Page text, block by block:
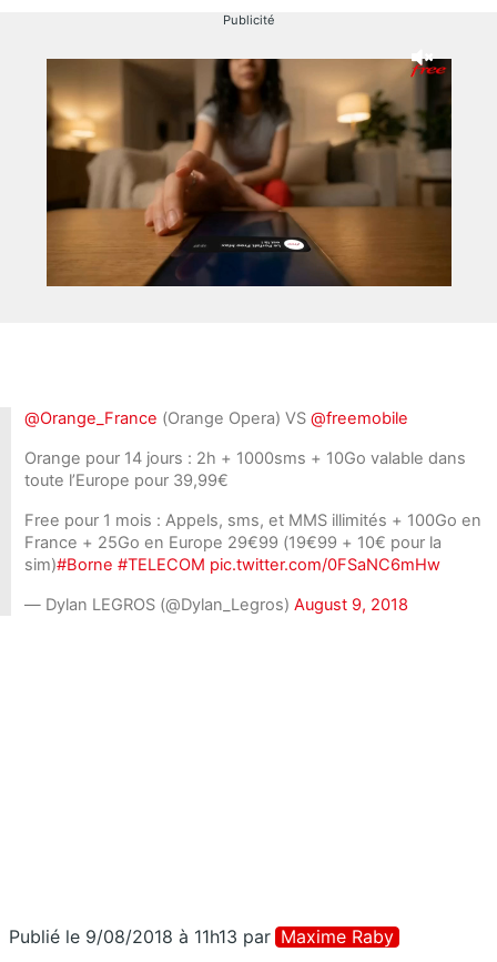
Publicité
@Orange_France (Orange Opera) VS @freemobile
Orange pour 14 jours : 2h + 1000sms + 10Go valable dans
toute l’Europe pour 39,99€
Free pour 1 mois : Appels, sms, et MMS illimités + 100Go en
France + 25Go en Europe 29€99 (19€99 + 10€ pour la
sim)#Borne #TELECOM pic.twitter.com/0FSaNC6mHw
— Dylan LEGROS (@Dylan_Legros) August 9, 2018
Publié le 9/08/2018 à 11h13 par Maxime Raby